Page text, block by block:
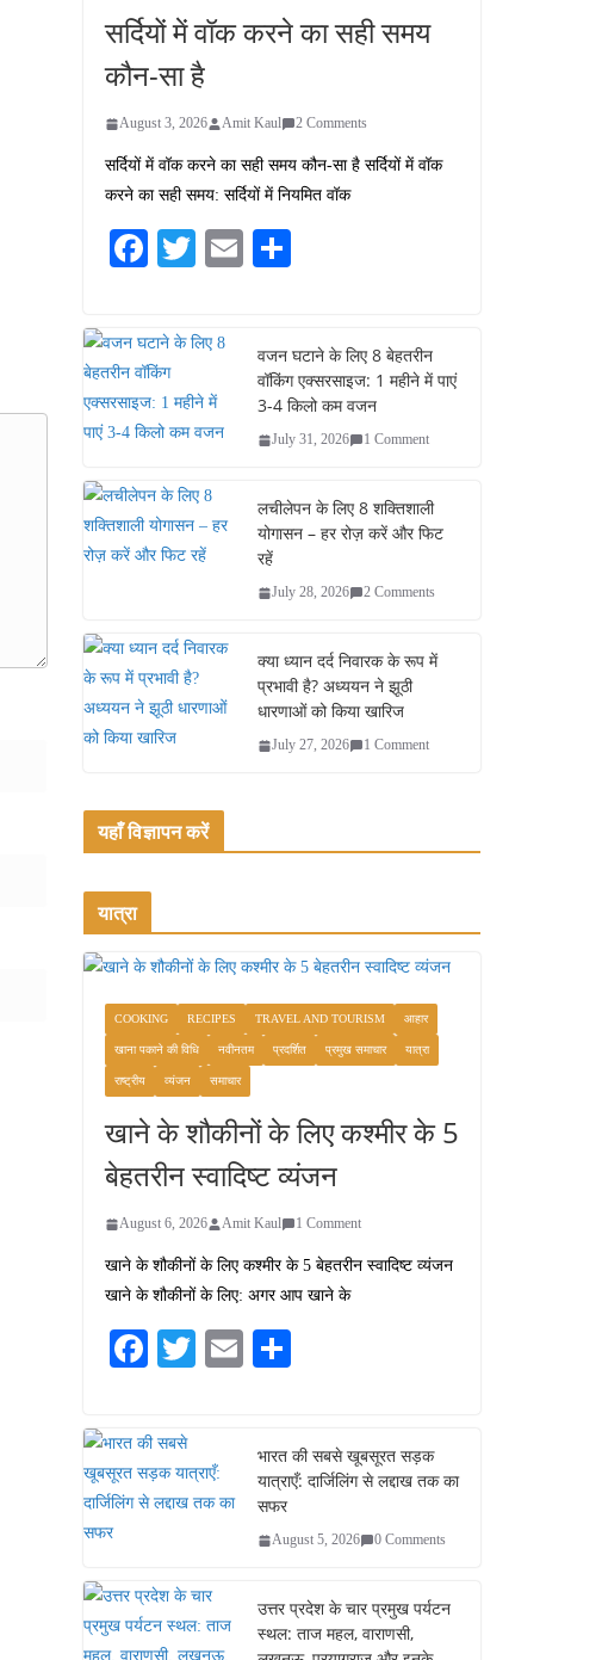
16 ज़रूरी कीबोर्ड शॉर्टकट्स
जो आपकी उत्पादकता को
दोगुना कर देंगे
सर्दियों में वॉक करने का सही समय
कौन-सा है
August 3, 2026 Amit Kaul 2 Comments
सर्दियों में वॉक करने का सही समय कौन-सा है सर्दियों में वॉक
करने का सही समय: सर्दियों में नियमित वॉक
Fa
bo
ok
T
tte
r
E
वजन घटाने के लिए 8 बेहतरीन
वॉकिंग एक्सरसाइज: 1 महीने में पाएं
3-4 किलो कम वजन
July 31, 2026 1 Comment
लचीलेपन के लिए 8 शक्तिशाली
योगासन – हर रोज़ करें और फिट
रहें
July 28, 2026 2 Comments
क्या ध्यान दर्द निवारक के रूप में
प्रभावी है? अध्ययन ने झूठी
धारणाओं को किया खारिज
July 27, 2026 1 Comment
यहाँ विज्ञापन करें
यात्रा
COOKING RECIPES TRAVEL AND TOURISM आहार
खाना पकाने की विधि नवीनतम प्रदर्शित प्रमुख समाचार यात्रा
राष्ट्रीय व्यंजन समाचार
खाने के शौकीनों के लिए कश्मीर के 5
बेहतरीन स्वादिष्ट व्यंजन
August 6, 2026 Amit Kaul 1 Comment
खाने के शौकीनों के लिए कश्मीर के 5 बेहतरीन स्वादिष्ट व्यंजन
खाने के शौकीनों के लिए: अगर आप खाने के
Fa
bo
ok
T
r
E
भारत की सबसे खूबसूरत सड़क
यात्राएँ: दार्जिलिंग से लद्दाख तक का
सफर
August 5, 2026 0 Comments
उत्तर प्रदेश के चार प्रमुख पर्यटन
स्थल: ताज महल, वाराणसी,